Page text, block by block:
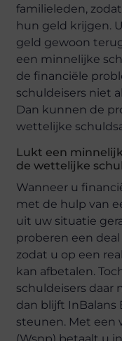
familieleden,
hun geld krijgen.
geld gewoon
een minnelijke
de financiële
schuldeisers niet
Dan kunnen de
wettelijke
Lukt een
de wettelijke
Wanneer u
met de hulp van
uit uw situatie
proberen een
zodat u op een
kan afbetalen.
schuldeisers daar
dan blijft
steunen. Met een